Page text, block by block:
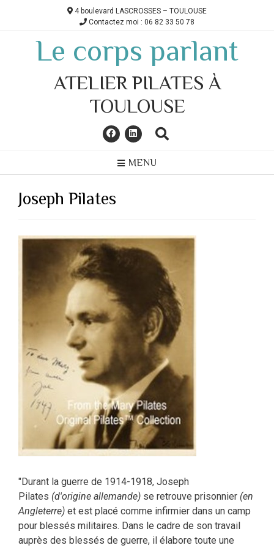
4 boulevard LASCROSSES – TOULOUSE
Contactez moi : 06 82 33 50 78
Le corps parlant
ATELIER PILATES À
TOULOUSE
MENU
Joseph Pilates
"Durant la guerre de 1914-1918, Joseph
Pilates (d'origine allemande) se retrouve prisonnier (en
Angleterre) et est placé comme infirmier dans un camp
pour blessés militaires. Dans le cadre de son travail
auprès des blessés de guerre, il élabore toute une